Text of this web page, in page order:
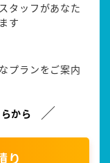
タッフがあなた
す
プランをご案内
から
り